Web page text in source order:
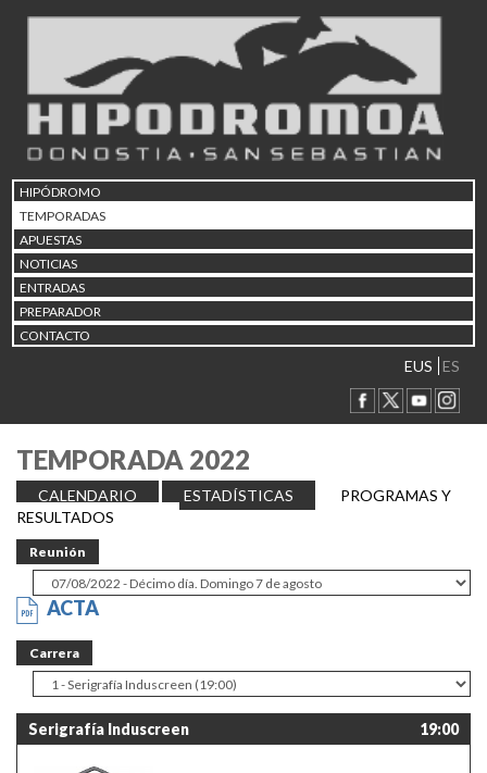
HIPÓDROMO
TEMPORADAS
APUESTAS
NOTICIAS
ENTRADAS
PREPARADOR
CONTACTO
EUS ES
TEMPORADA 2022
CALENDARIO ESTADÍSTICAS
PROGRAMAS Y
RESULTADOS
Reunión
ACTA
Carrera
Serigrafía Induscreen 19:00